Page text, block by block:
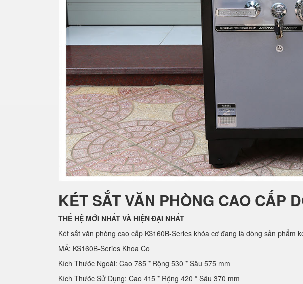
KÉT SẮT VĂN PHÒNG CAO CẤP
THẾ HỆ MỚI NHẤT VÀ HIỆN ĐẠI NHẤT
Két sắt văn phòng cao cấp KS160B-Series khóa cơ đang là dòng sản
MÃ: KS160B-Series Khoa Co
Kích Thước Ngoài: Cao 785 * Rộng 530 * Sâu 575 mm
Kích Thước Sử Dụng: Cao 415 * Rộng 420 * Sâu 370 mm